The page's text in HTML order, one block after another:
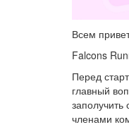
Всем
Falcons
Перед
главный
членами